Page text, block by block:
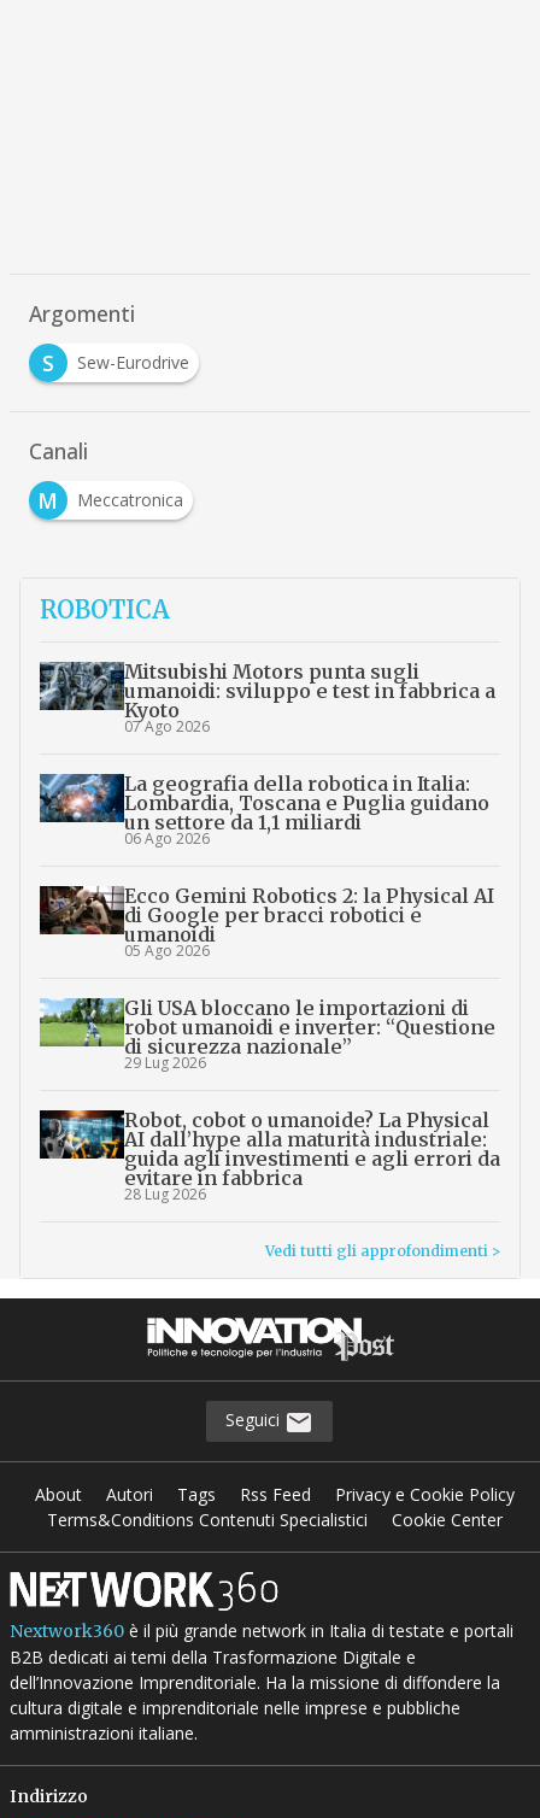
Argomenti
S
Sew-Eurodrive
Canali
M
Meccatronica
ROBOTICA
Mitsubishi Motors punta sugli
umanoidi: sviluppo e test in fabbrica a
Kyoto
07 Ago 2026
La geografia della robotica in Italia:
Lombardia, Toscana e Puglia guidano
un settore da 1,1 miliardi
06 Ago 2026
Ecco Gemini Robotics 2: la Physical AI
di Google per bracci robotici e
umanoidi
05 Ago 2026
Gli USA bloccano le importazioni di
robot umanoidi e inverter: “Questione
di sicurezza nazionale”
29 Lug 2026
Robot, cobot o umanoide? La Physical
AI dall’hype alla maturità industriale:
guida agli investimenti e agli errori da
evitare in fabbrica
28 Lug 2026
Vedi tutti gli approfondimenti >
Seguici
About Autori Tags Rss Feed
Privacy e Cookie Policy
Terms&Conditions Contenuti Specialistici
Cookie Center
Nextwork360è il più grande network in Italia di testate e portali
B2B dedicati ai temi della Trasformazione Digitale e
dell’Innovazione Imprenditoriale. Ha la missione di diffondere la
cultura digitale e imprenditoriale nelle imprese e pubbliche
amministrazioni italiane.
Indirizzo